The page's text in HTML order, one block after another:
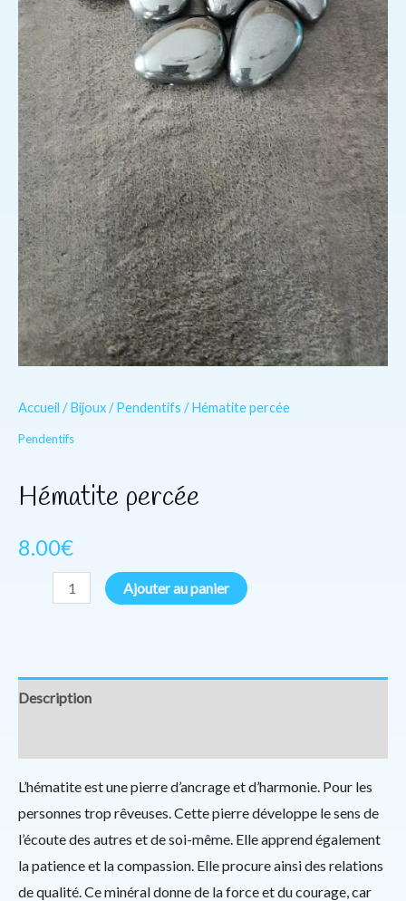
Accueil /Bijoux/Pendentifs / Hématite percée
Pendentifs
Hématite percée
8.00€
Ajouter au panier
Description
L’hématite est une pierre d’ancrage et d’harmonie. Pour les
personnes trop rêveuses. Cette pierre développe le sens de
l’écoute des autres et de soi-même. Elle apprend également
la patience et la compassion. Elle procure ainsi des relations
de qualité. Ce minéral donne de la force et du courage, car